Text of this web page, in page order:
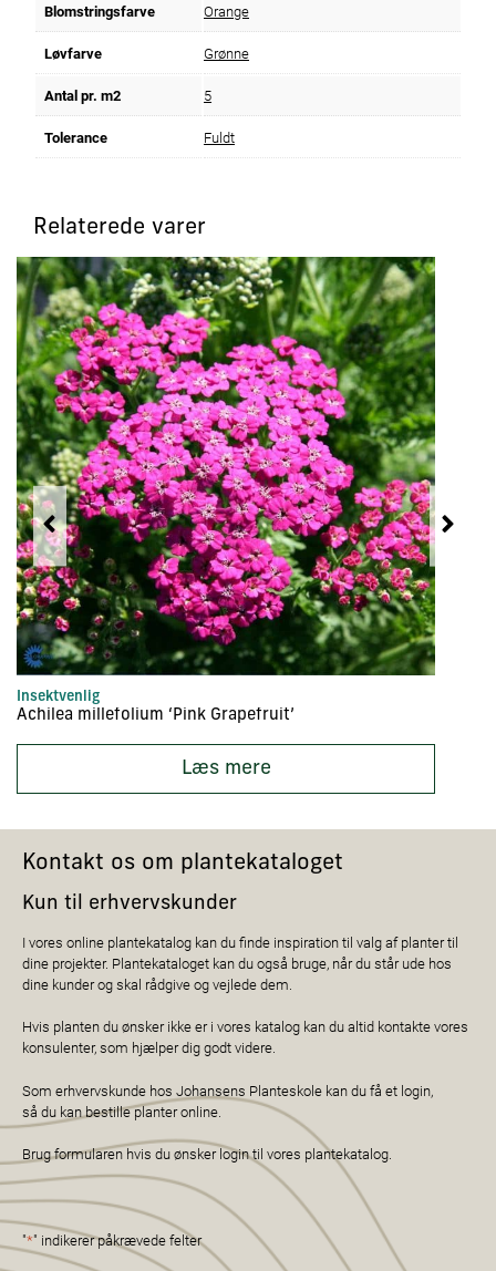
Blomstringsfarve Orange
Løvfarve Grønne
Antal pr. m2 5
Tolerance Fuldt
Relaterede varer
Insektvenlig
Achilea millefolium ‘Pink Grapefruit’
Læs mere
Kontakt os om plantekataloget
Kun til erhvervskunder
I vores online plantekatalog kan du finde inspiration til valg af planter til
dine projekter. Plantekataloget kan du også bruge, når du står ude hos
dine kunder og skal rådgive og vejlede dem.
Hvis planten du ønsker ikke er i vores katalog kan du altid kontakte vores
konsulenter, som hjælper dig godt videre.
Som erhvervskunde hos Johansens Planteskole kan du få et login,
så du kan bestille planter online.
Brug formularen hvis du ønsker login til vores plantekatalog.
"*" indikerer påkrævede felter